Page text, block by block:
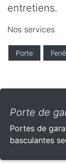
entretiens.
Nos services
Porte
Porte de
Portes de
basculantes